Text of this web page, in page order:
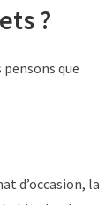
?
que
d’occasion, la